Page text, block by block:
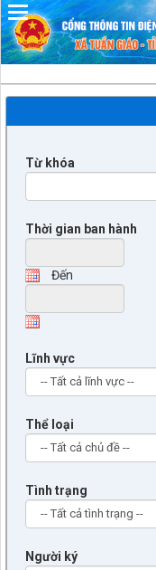
Từ khóa
Thời gian ban hành
Đến
Lĩnh vực
Thể loại
Tình trạng
Người ký
Đã kết nối EMC